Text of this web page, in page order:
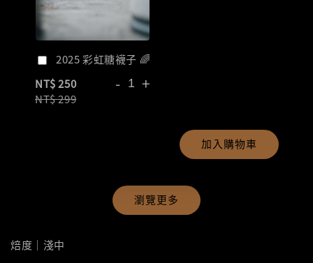
2025 彩虹糖襪子 🌈
NT$ 250
NT$ 299
- +
加入購物車
瀏覽更多
焙度｜淺中